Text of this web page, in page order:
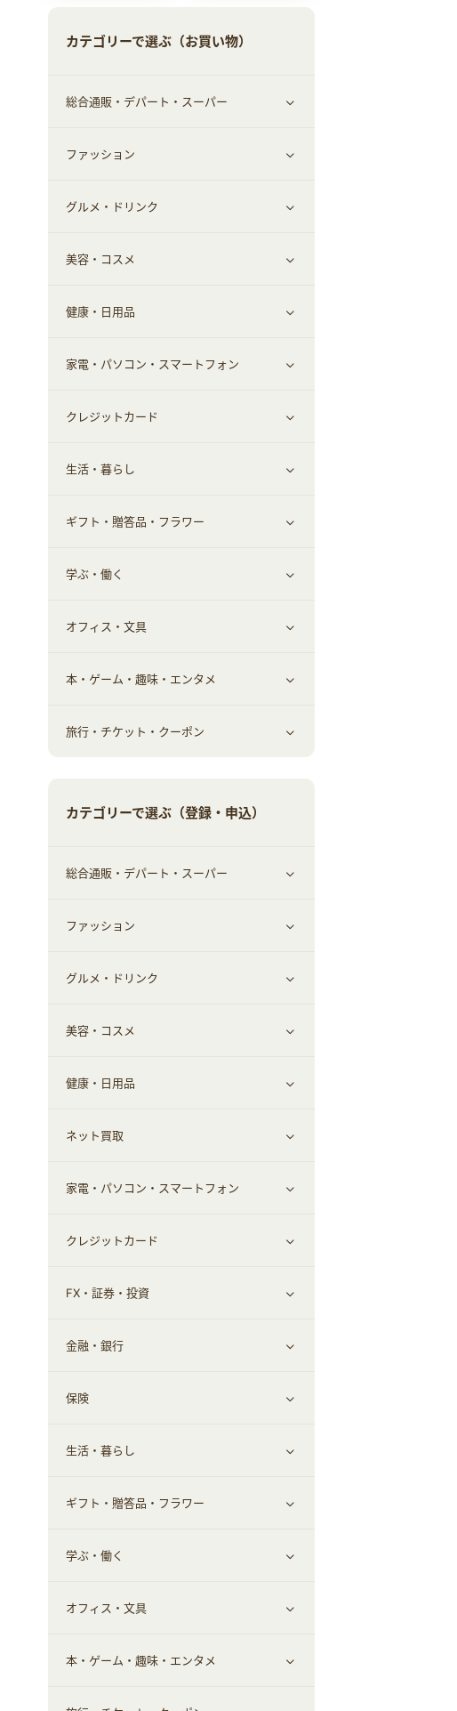
カテゴリーで選ぶ（お買い物）
総合通販・デパート・スーパー
すべて見る
総合通販
デパート・スーパー
ファッション
すべて見る
ファッション
インナー・下着
靴・フットウェア
小物・かばん
スーツ・フォーマル
グルメ・ドリンク
すべて見る
グルメ
ドリンク
お酒
食材宅配
美容・コスメ
すべて見る
スキンケア
メイクアップ
ヘアケア
メンズ美容
美容・ダイエット用品
脱毛用品
美容食品
健康・日用品
すべて見る
健康食品｜青汁・飲料
健康食品｜乳酸菌・ケフィア
健康食品｜その他
スポーツ・フィットネス
日用品・薬局・からだ
家電・パソコン・スマートフォン
すべて見る
家電・パソコン・ソフトウェア
スマホ・携帯電話・SIM
クレジットカード
すべて見る
クレジットカード
生活・暮らし
すべて見る
車情報・カーシェア・レンタル
お役立ち
生活雑貨・家具インテリア
赤ちゃん・こども・マタニティ
ギフト・贈答品・フラワー
すべて見る
ギフト・贈答品
フラワー
学ぶ・働く
すべて見る
習い事・学習・学校
オフィス・文具
すべて見る
オフィス・文具
本・ゲーム・趣味・エンタメ
すべて見る
旅行・チケット・クーポン
カテゴリーで選ぶ（登録・申込）
総合通販・デパート・スーパー
すべて見る
総合通販
ファッション
すべて見る
ファッション
インナー・下着
スーツ・フォーマル
グルメ・ドリンク
すべて見る
グルメ
お酒
食材宅配
ウォーターサーバー
美容・コスメ
すべて見る
ヘアケア
エステ・サロン
メンズ美容
健康・日用品
すべて見る
スポーツ・フィットネス
日用品・薬局・からだ
ネット買取
すべて見る
ネット買取
家電・パソコン・スマートフォン
すべて見る
家電・パソコン・ソフトウェア
通信・レンタルサーバー
スマホ・携帯電話・SIM
定額制有料コンテンツ
クレジットカード
すべて見る
クレジットカード
FX・証券・投資
すべて見る
証券
仮想通貨
その他投資
金融・銀行
銀行・ネット銀行
キャッシング・ローン
その他金融
保険
すべて見る
保険相談・面談
生活・暮らし
すべて見る
住まい・暮らし
不動産
引越し
ギフト・贈答品・フラワー
すべて見る
ギフト・贈答品
学ぶ・働く
すべて見る
習い事・学習・学校
オフィス・文具
すべて見る
本・ゲーム・趣味・エンタメ